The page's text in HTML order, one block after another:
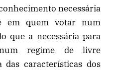
necessária
em quem votar num
que a necessária para
regime de livre
características dos